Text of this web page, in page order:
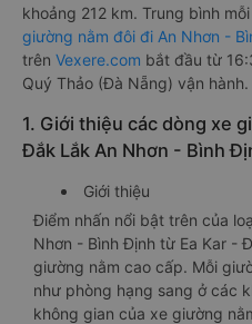
khoảng 212 km. Trung bình
giường nằm đôi đi An Nhơn -
trên Vexere.com bắt đầu từ
Quý Thảo (Đà Nẵng) vận hành.
1. Giới thiệu các dòng xe
Đắk Lắk An Nhơn - Bình
Giới thiệu
Điểm nhấn nổi bật trên của
Nhơn - Bình Định từ Ea Kar -
giường nằm cao cấp. Mỗi
như phòng hạng sang ở các
không gian của xe giường